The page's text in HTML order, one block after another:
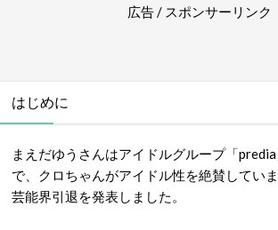
広告 / スポンサーリンク
はじめに
まえだゆうさんはアイドルグループ「
で、クロちゃんがアイドル性を絶賛してい
芸能界引退を発表しました。